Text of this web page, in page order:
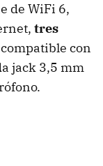
de WiFi 6,
tres
compatible con
jack 3,5 mm